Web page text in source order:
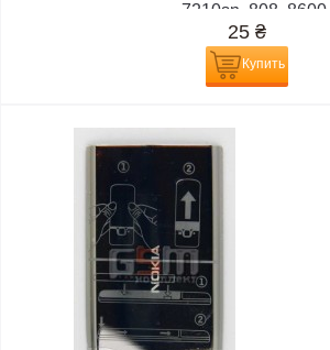
7210sn, 808, 8600,
25 ₴
Купить